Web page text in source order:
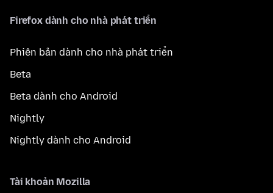
Firefox dành cho nhà phát triển
Phiên bản dành cho nhà phát triển
Beta
Beta dành cho Android
Nightly
Nightly dành cho Android
Tài khoản Mozilla